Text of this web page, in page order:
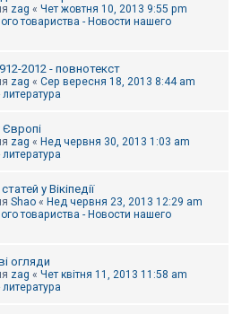
zag « Чет жовтня 10, 2013 9:55 pm
товариства - Новости нашего
2012 - повнотекст
zag « Сер вересня 18, 2013 8:44 am
литература
Європі
zag « Нед червня 30, 2013 1:03 am
литература
у Вікіпедії
Shao « Нед червня 23, 2013 12:29 am
товариства - Новости нашего
огляди
zag « Чет квітня 11, 2013 11:58 am
литература